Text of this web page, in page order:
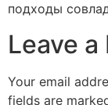
подходы
Leave a
Your email
fields are